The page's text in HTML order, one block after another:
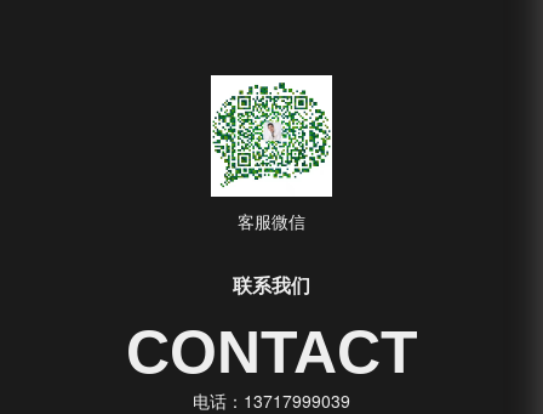
客服微信
联系我们
CONTACT
电话：13717999039